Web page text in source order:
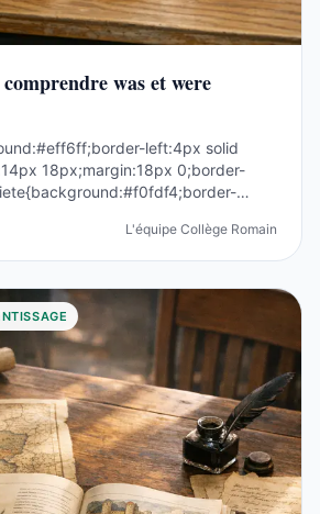
was et were
left:4px solid
18px;margin:18px 0;border-
L'équipe Collège Romain